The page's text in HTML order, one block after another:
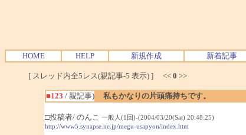
HOME HELP 新規作成 新着記事
[ スレッド内全5レス(親記事-5 表示) ] << 0 >>
■123 / 親記事)
私もかなりの片頭痛持ちです。
□投稿者/ のんこ 一般人(1回)-(2004/03/20(Sat) 20:48:25)
http://www5.synapse.ne.jp/megu-usapyon/index.htm